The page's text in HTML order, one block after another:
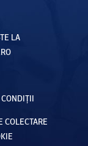
LA
COLECTARE